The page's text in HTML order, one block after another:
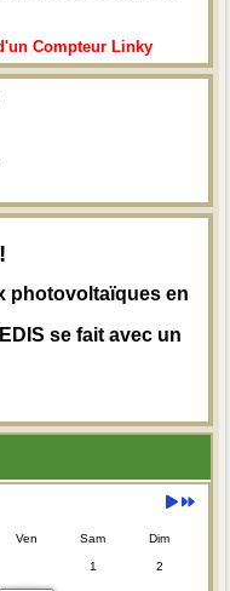
Compteur Linky
!
photovoltaïques en
se fait avec un
Ven Sam Dim
1 2